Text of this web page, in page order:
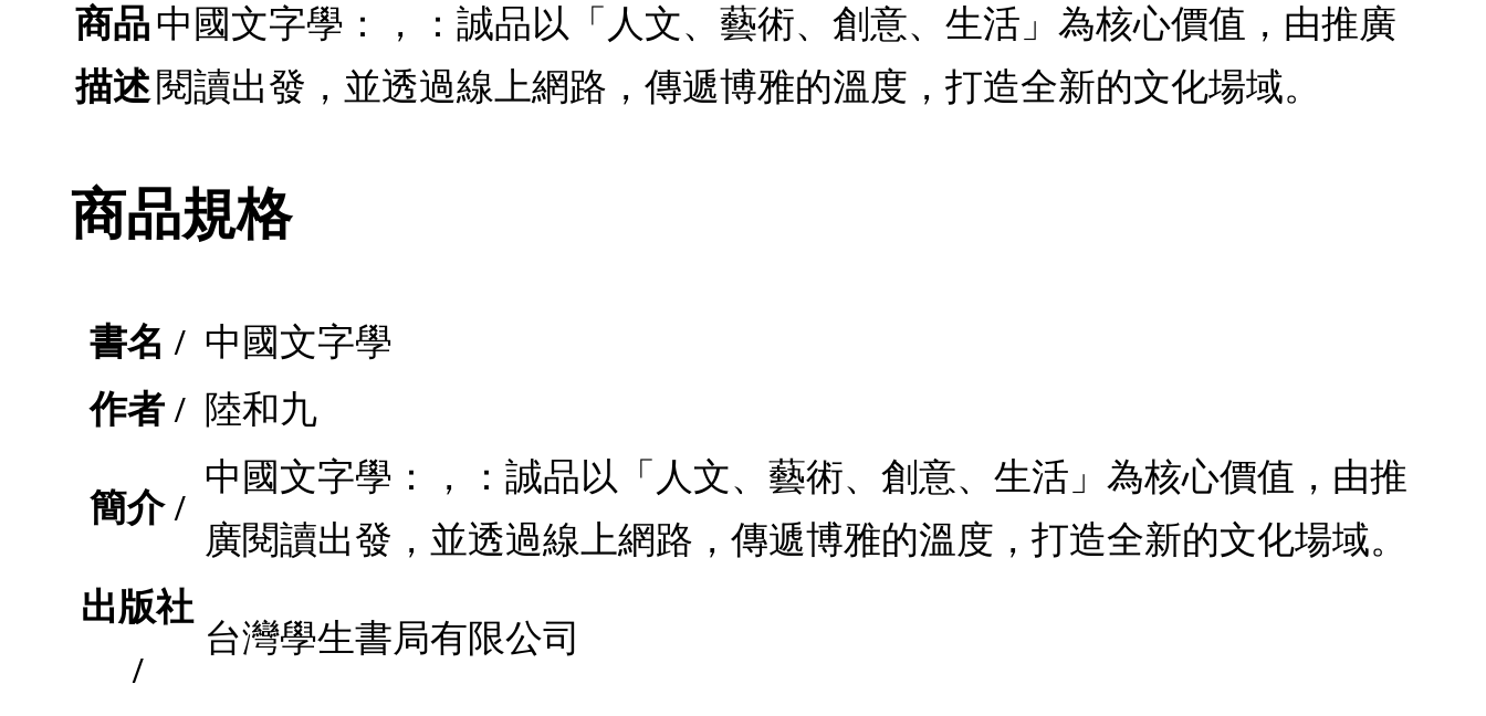
商品
描述
中國文字學：，：誠品以「人文、藝術、創意、生活」為核心價值，由推廣
閱讀出發，並透過線上網路，傳遞博雅的溫度，打造全新的文化場域。
商品規格
書名 / 中國文字學
作者 / 陸和九
簡介 /
中國文字學：，：誠品以「人文、藝術、創意、生活」為核心價值，由推
廣閱讀出發，並透過線上網路，傳遞博雅的溫度，打造全新的文化場域。
出版社
/
台灣學生書局有限公司